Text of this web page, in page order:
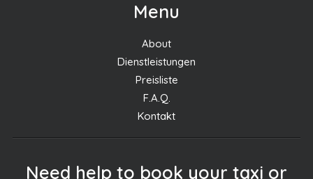
Menu
About
Dienstleistungen
Preisliste
F.A.Q.
Kontakt
Need help to book your taxi or